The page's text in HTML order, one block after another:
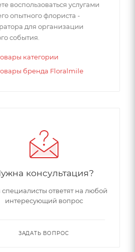
воспользоваться услугами
опытного флориста -
для организации
события.
категории
бренда Floralmile
консультация?
ответят на любой
интересующий вопрос
ЗАДАТЬ ВОПРОС